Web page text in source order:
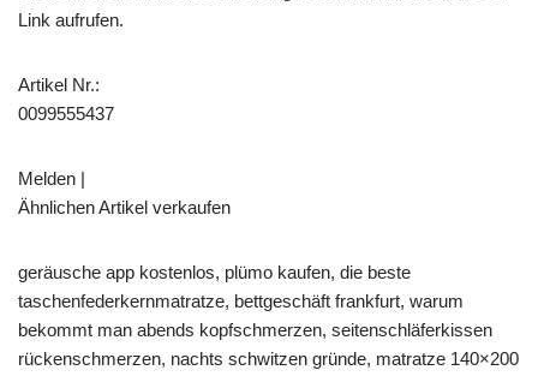
Link aufrufen.
Artikel Nr.:
0099555437
Melden |
Ähnlichen Artikel verkaufen
geräusche app kostenlos, plümo kaufen, die beste
taschenfederkernmatratze, bettgeschäft frankfurt, warum
bekommt man abends kopfschmerzen, seitenschläferkissen
rückenschmerzen, nachts schwitzen gründe, matratze 140×200